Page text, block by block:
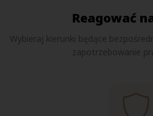
Reagować
Wybieraj kierunki będące
zapotrzebowanie